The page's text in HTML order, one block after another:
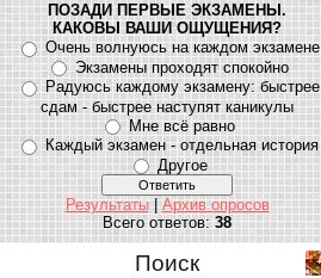
ПОЗАДИ ПЕРВЫЕ ЭКЗАМЕНЫ.
КАКОВЫ ВАШИ ОЩУЩЕНИЯ?
Очень волнуюсь на каждом экзамене
Экзамены проходят спокойно
Радуюсь каждому экзамену: быстрее
сдам - быстрее наступят каникулы
Мне всё равно
Каждый экзамен - отдельная история
Другое
Результаты|Архив опросов
Всего ответов:38
Поиск